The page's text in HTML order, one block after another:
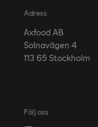
Adress
Axfood AB
Solnavägen 4
113 65 Stockholm
Följ oss